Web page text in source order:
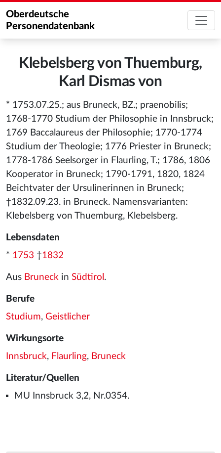
Oberdeutsche
Personendatenbank
Klebelsberg von Thuemburg,
Karl Dismas von
* 1753.07.25.; aus Bruneck, BZ.; praenobilis;
1768-1770 Studium der Philosophie in Innsbruck;
1769 Baccalaureus der Philosophie; 1770-1774
Studium der Theologie; 1776 Priester in Bruneck;
1778-1786 Seelsorger in Flaurling, T.; 1786, 1806
Kooperator in Bruneck; 1790-1791, 1820, 1824
Beichtvater der Ursulinerinnen in Bruneck;
†1832.09.23. in Bruneck. Namensvarianten:
Klebelsberg von Thuemburg, Klebelsberg.
Lebensdaten
* 1753 †1832
Aus Bruneck in Südtirol .
Berufe
Studium, Geistlicher
Wirkungsorte
Innsbruck, Flaurling, Bruneck
Literatur/Quellen
MU Innsbruck 3,2, Nr.0354.